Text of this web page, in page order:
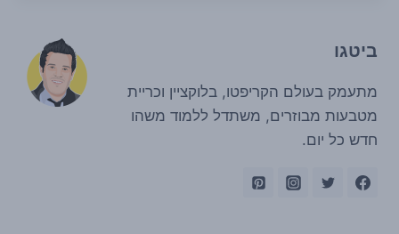
ביטגו
מתעמק בעולם הקריפטו, בלוקציין וכריית
מטבעות מבוזרים, משתדל ללמוד משהו
חדש כל יום.